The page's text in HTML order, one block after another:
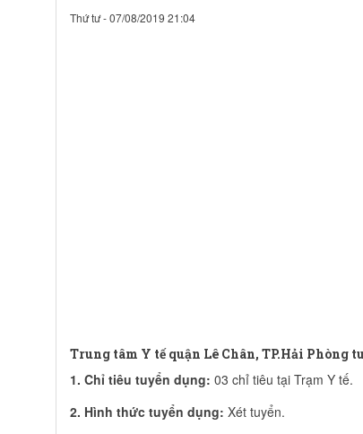
Thứ tư - 07/08/2019 21:04
Trung tâm Y tế quận Lê Chân, TP.Hải Phòng
1. Chỉ tiêu tuyển dụng: 03 chỉ tiêu tại Trạm Y tế.
2. Hình thức tuyển dụng: Xét tuyển.